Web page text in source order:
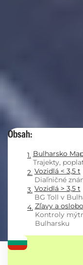
Obsah:
Bulharsko
Trajekty,
Vozidlá < 3,5 t
Diaľničné
Vozidlá > 3,5 t
BG Toll v
Zľavy a
Kontroly
Bulharsku